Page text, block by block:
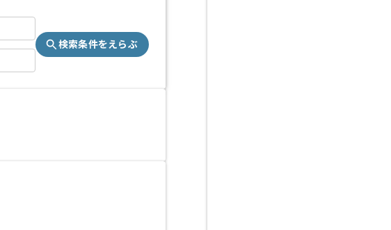
検索条件をえらぶ